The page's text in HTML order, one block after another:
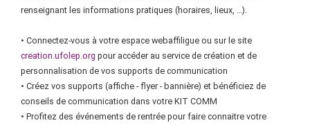
renseignant les informations pratiques (horaires, lieux, …).
• Connectez-vous à votre espace webaffiligue ou sur le site
creation.ufolep.org pour accéder au service de création et de
personnalisation de vos supports de communication
• Créez vos supports (affiche - flyer - bannière) et bénéficiez de
conseils de communication dans votre KIT COMM
• Profitez des événements de rentrée pour faire connaitre votre